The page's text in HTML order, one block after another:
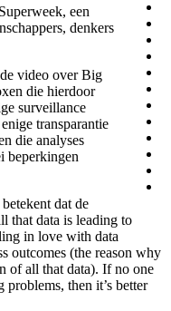
een
denkers
video over Big
die hierdoor
surveillance
transparantie
die analyses
beperkingen
dat de
that data is leading to
in love with data
outcomes (the reason why
of all that data). If no one
then it’s better